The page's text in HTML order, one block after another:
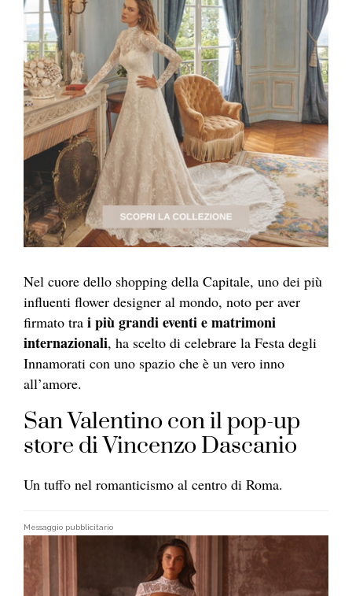
Nel cuore dello shopping della Capitale, uno dei più
influenti flower designer al mondo, noto per aver
firmato tra i più grandi eventi e matrimoni
internazionali, ha scelto di celebrare la Festa degli
Innamorati con uno spazio che è un vero inno
all’amore.
San Valentino con il pop-up
store di Vincenzo Dascanio
Un tuffo nel romanticismo al centro di Roma.
Messaggio pubblicitario